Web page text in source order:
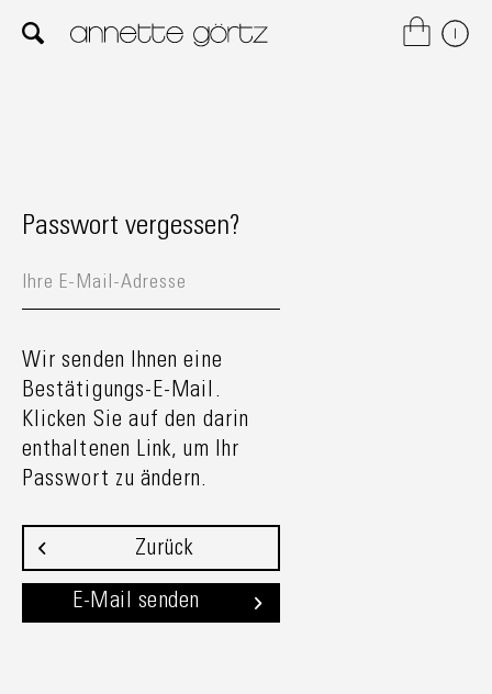
Passwort vergessen?
Wir senden Ihnen eine
Bestätigungs-E-Mail.
Klicken Sie auf den darin
enthaltenen Link, um Ihr
Passwort zu ändern.
Zurück
E-Mail senden